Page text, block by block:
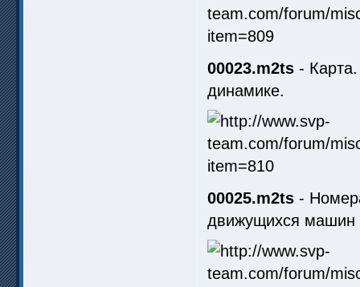
00023.m2ts -
динамике.
00025.m2ts -
движущихся машин